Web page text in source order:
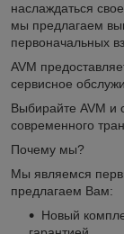
наслаждаться
мы предлагаем
первоначальных
AVM
сервисное
Выбирайте AVM и
современного
Почему мы?
Мы являемся
предлагаем Вам:
Новый